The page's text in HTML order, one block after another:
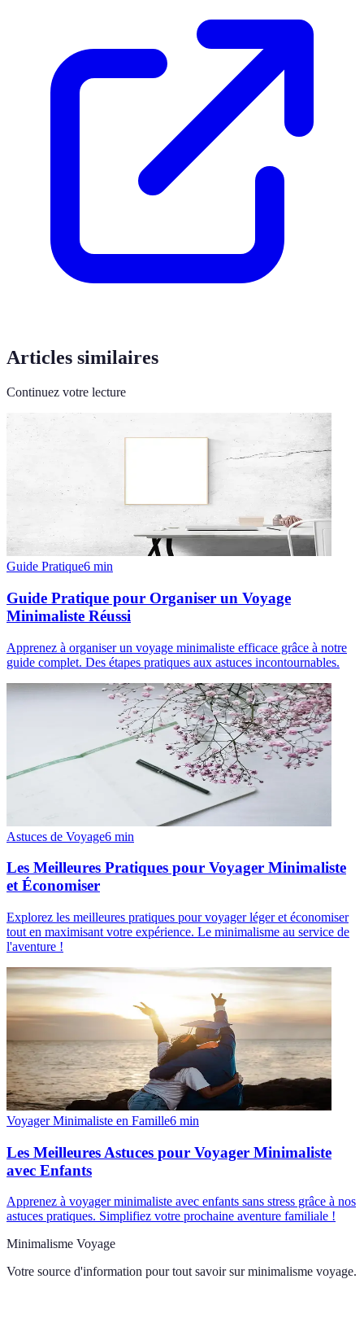
Articles similaires
Continuez votre lecture
Guide Pratique6 min
Guide Pratique pour Organiser un Voyage
Minimaliste Réussi
Apprenez à organiser un voyage minimaliste efficace grâce à notre
guide complet. Des étapes pratiques aux astuces incontournables.
Astuces de Voyage6 min
Les Meilleures Pratiques pour Voyager Minimaliste
et Économiser
Explorez les meilleures pratiques pour voyager léger et économiser
tout en maximisant votre expérience. Le minimalisme au service de
l'aventure !
Voyager Minimaliste en Famille6 min
Les Meilleures Astuces pour Voyager Minimaliste
avec Enfants
Apprenez à voyager minimaliste avec enfants sans stress grâce à nos
astuces pratiques. Simplifiez votre prochaine aventure familiale !
Minimalisme Voyage
Votre source d'information pour tout savoir sur minimalisme voyage.